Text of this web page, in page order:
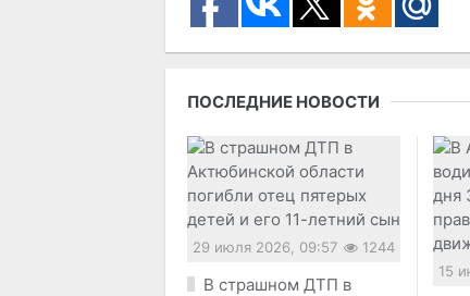
ПОСЛЕДНИЕ НОВОСТИ
29 июля 2026, 09:57 1244
В страшном ДТП в
15